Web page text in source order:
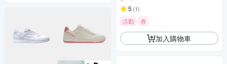
5 (1)
活動 券
加入購物車